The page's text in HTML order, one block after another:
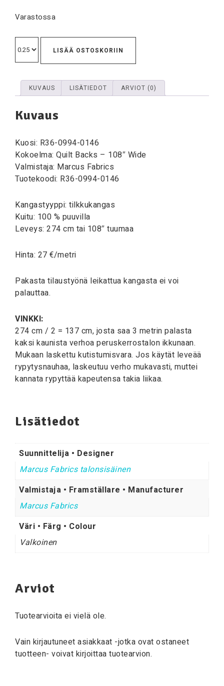
Varastossa
LISÄÄ OSTOSKORIIN
KUVAUS LISÄTIEDOT ARVIOT (0)
Kuvaus
Kuosi: R36-0994-0146
Kokoelma: Quilt Backs – 108″ Wide
Valmistaja: Marcus Fabrics
Tuotekoodi: R36-0994-0146
Kangastyyppi: tilkkukangas
Kuitu: 100 % puuvilla
Leveys: 274 cm tai 108″ tuumaa
Hinta: 27 €/metri
Pakasta tilaustyönä leikattua kangasta ei voi
palauttaa.
VINKKI:
274 cm / 2 = 137 cm, josta saa 3 metrin palasta
kaksi kaunista verhoa peruskerrostalon ikkunaan.
Mukaan laskettu kutistumisvara. Jos käytät leveää
rypytysnauhaa, laskeutuu verho mukavasti, muttei
kannata rypyttää kapeutensa takia liikaa.
Lisätiedot
Suunnittelija • Designer
Marcus Fabrics talonsisäinen
Valmistaja • Framställare • Manufacturer
Marcus Fabrics
Väri • Färg • Colour
Valkoinen
Arviot
Tuotearvioita ei vielä ole.
Vain kirjautuneet asiakkaat -jotka ovat ostaneet
tuotteen- voivat kirjoittaa tuotearvion.